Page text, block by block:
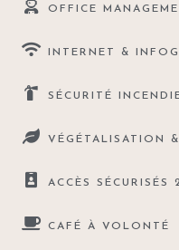
OFFICE
INTERNET &
SÉCURITÉ
VÉGÉTALISATION
ACCÈS SÉCURISÉS
CAFÉ À VOLONTÉ